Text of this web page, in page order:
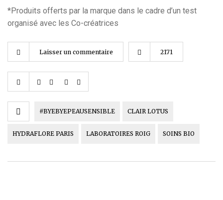
*Produits offerts par la marque dans le cadre d’un test
organisé avec les Co-créatrices
Laisser un commentaire 2171
#BYEBYEPEAUSENSIBLE CLAIR LOTUS
HYDRAFLORE PARIS LABORATOIRES ROIG SOINS BIO